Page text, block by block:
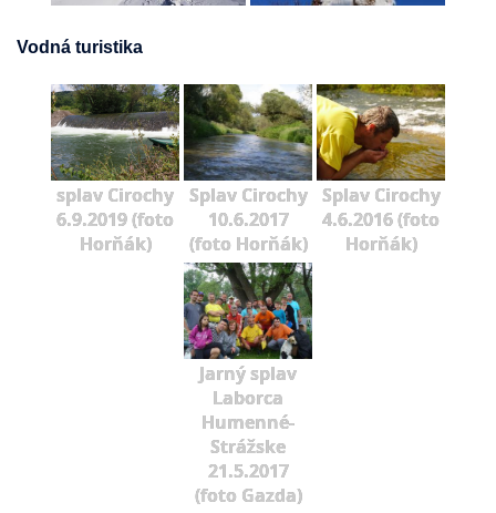
Vodná turistika
splav Cirochy
6.9.2019 (foto
Horňák)
Splav Cirochy
10.6.2017
(foto Horňák)
Splav Cirochy
4.6.2016 (foto
Horňák)
Jarný splav
Laborca
Humenné-
Strážske
21.5.2017
(foto Gazda)